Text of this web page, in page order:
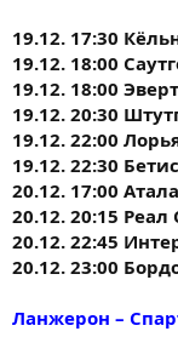
19.12. 17:30
19.12. 18:00
19.12. 18:00
19.12. 20:30
19.12. 22:00
19.12. 22:30
20.12. 17:00
20.12. 20:15
20.12. 22:45
20.12. 23:00
Ланжерон –